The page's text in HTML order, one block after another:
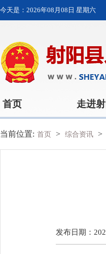
今天是： 2026年08月08日 星期六
首页 走进
当前位置: 首页 > 综合资讯 >
发布日期：